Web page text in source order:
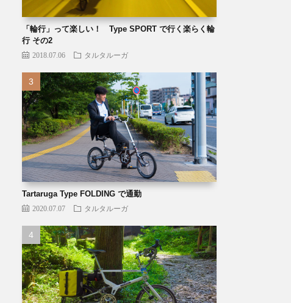
「輪行」って楽しい！ Type SPORT で行く楽らく輪
行 その2
2018.07.06 タルタルーガ
Tartaruga Type FOLDING で通勤
2020.07.07 タルタルーガ